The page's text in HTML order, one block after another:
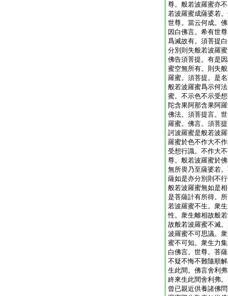
尊。般若波羅蜜亦
若波羅蜜成薩婆若
世尊。當云何成。
因白佛言。希有世
爲滅故有。須菩提
分別則失般若波羅
佛告須菩提。有是
蜜空無所有。則失
羅蜜。須菩提。是
般若波羅蜜爲示何
蜜。不示色不示受
陀含果阿那含果阿
佛法。須菩提言。
羅蜜。佛言。須菩
訶波羅蜜是般若波
羅蜜於色不作大不
受想行識。不作大
尊。般若波羅蜜於
無所畏乃至薩婆若
薩如是亦分別則不
般若波羅蜜無如是
是菩薩計有所得。
若波羅蜜不生。衆
性。衆生離相故般
故般若波羅蜜不滅
波羅蜜不可思議。
蜜不可知。衆生力
白佛言。世尊。菩
不疑不悔不難隨順
生此間。佛言舍利
終來生此間舍利弗
曾已親近供養諸佛